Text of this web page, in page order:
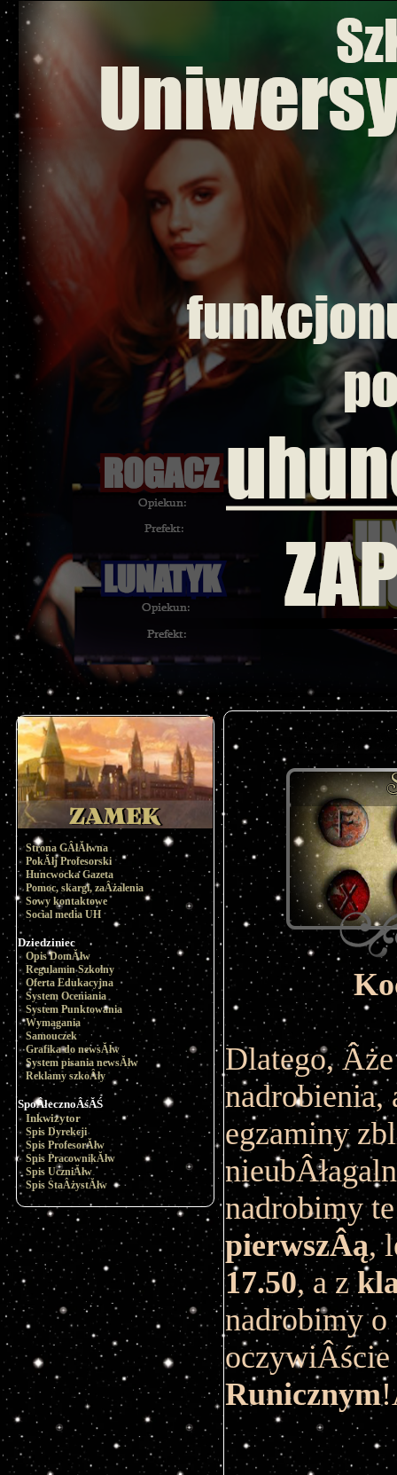
Strona GÂłĂłwna
PokĂłj Profesorski
Huncwocka Gazeta
Pomoc, skargi, zaÂżalenia
Sowy kontaktowe
Social media UH
Dziedziniec
Opis DomĂłw
Regulamin Szkolny
Oferta Edukacyjna
System Oceniania
System Punktowania
Wymagania
Samouczek
Grafika do newsĂłw
System pisania newsĂłw
Reklamy szkoÂły
SpoÂłecznoÂśĂŚ
Inkwizytor
Spis Dyrekcji
Spis ProfesorĂłw
Spis PracownikĂłw
Spis UczniĂłw
Spis StaÂżystĂłw
Dlatego,
nadrobienia,
egzaminy
nadrobimy
pierwszÂą,
17.50, a z
nadrobimy
Runicznym